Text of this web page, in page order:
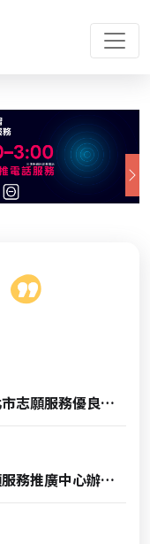
【獎勵申請】115年臺北市志願服務優良志工金鑽獎及志願服務終身成就獎
【志工訓練】115年志願服務推廣中心辦理志工基礎訓練及社福類志工特殊訓練時間表